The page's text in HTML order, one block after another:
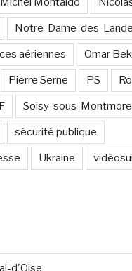
Notre-Dame-des-
aériennes Omar
Pierre Serne PS
Soisy-sous-
sécurité publique
Ukraine
d'Oise